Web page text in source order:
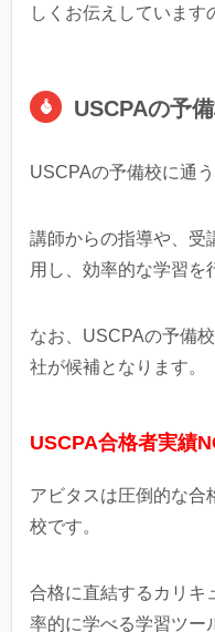
しくお伝えしています
USCPAの予
USCPAの予備校に通
講師からの指導や、受
用し、効率的な学習を
なお、USCPAの予備
社が候補となります。
USCPA合格者実績
アビタスは圧倒的な合
校です。
合格に直結するカリキ
率的に学べる学習ツー